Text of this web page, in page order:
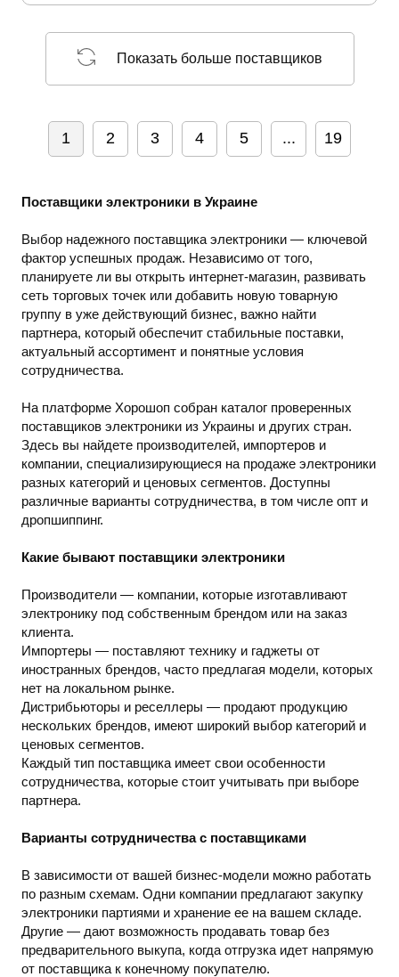
Показать больше поставщиков
1 2 3 4 5 ... 19
Поставщики электроники в Украине
Выбор надежного поставщика электроники — ключевой
фактор успешных продаж. Независимо от того,
планируете ли вы открыть интернет-магазин, развивать
сеть торговых точек или добавить новую товарную
группу в уже действующий бизнес, важно найти
партнера, который обеспечит стабильные поставки,
актуальный ассортимент и понятные условия
сотрудничества.
На платформе Хорошоп собран каталог проверенных
поставщиков электроники из Украины и других стран.
Здесь вы найдете производителей, импортеров и
компании, специализирующиеся на продаже электроники
разных категорий и ценовых сегментов. Доступны
различные варианты сотрудничества, в том числе опт и
дропшиппинг.
Какие бывают поставщики электроники
Производители — компании, которые изготавливают
электронику под собственным брендом или на заказ
клиента.
Импортеры — поставляют технику и гаджеты от
иностранных брендов, часто предлагая модели, которых
нет на локальном рынке.
Дистрибьюторы и реселлеры — продают продукцию
нескольких брендов, имеют широкий выбор категорий и
ценовых сегментов.
Каждый тип поставщика имеет свои особенности
сотрудничества, которые стоит учитывать при выборе
партнера.
Варианты сотрудничества с поставщиками
В зависимости от вашей бизнес-модели можно работать
по разным схемам. Одни компании предлагают закупку
электроники партиями и хранение ее на вашем складе.
Другие — дают возможность продавать товар без
предварительного выкупа, когда отгрузка идет напрямую
от поставщика к конечному покупателю.